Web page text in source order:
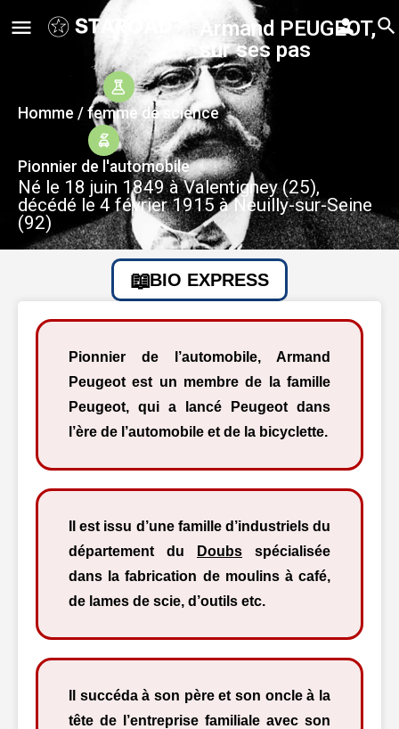
Armand PEUGEOT,
sur ses pas
Homme / femme de science
Pionnier de l'automobile
Né le 18 juin 1849 à Valentigney (25),
décédé le 4 février 1915 à Neuilly-sur-Seine
(92)
BIO EXPRESS
Pionnier de l’automobile, Armand
Peugeot est un membre de la famille
Peugeot, qui a lancé Peugeot dans
l’ère de l’automobile et de la bicyclette.
Il est issu d’une famille d’industriels du
département du
Doubs spécialisée
dans la fabrication de moulins à café,
de lames de scie, d’outils etc.
Il succéda à son père et son oncle à la
tête de l’entreprise familiale avec son